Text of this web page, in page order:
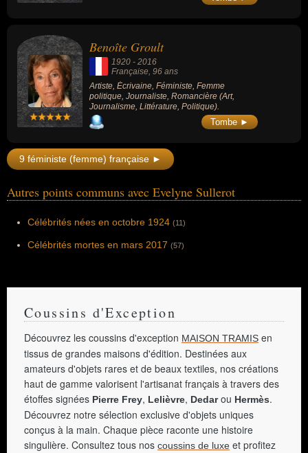
Benoîte Groult
1920 - 2016
Française , 96 ans
Artiste, Écrivaine, Féministe, Femme
politique, Journaliste, Romancière (Art,
Journalisme, Littérature, Politique).
Tombe ►
9 féministe (femme) française ►
Autres points communs avec Evelyne Sullerot
Célébrités nées en octobre 1924 (11)
Célébrités mortes en mars 2017 (57)
Coussins d'Exception
Découvrez les coussins d'exception MAISON TRAMIS en
tissus de grandes maisons d'édition. Destinées aux
amateurs d'objets rares et de beaux textiles, nos créations
haut de gamme valorisent l'artisanat français à travers des
étoffes signées Pierre Frey, Lelièvre, Dedarou Hermès.
Découvrez notre sélection exclusive d'objets uniques
conçus à la main. Chaque pièce raconte une histoire
singulière. Consultez tous nos coussins de luxe et profitez